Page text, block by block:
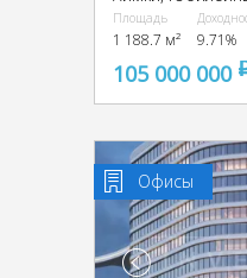
Площадь
1 188.7 м² 9.71%
105 000 000
Офисы